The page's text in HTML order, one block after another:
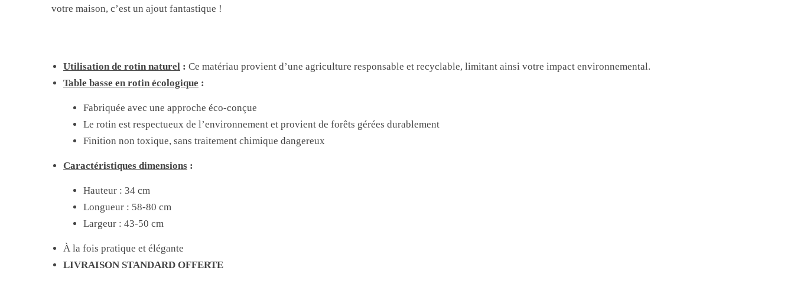
votre maison, c’est un ajout fantastique !
Utilisation de rotin naturel : Ce matériau provient d’une agriculture responsable et recyclable, limitant ainsi votre impact environnemental.
Table basse en rotin écologique :
Fabriquée avec une approche éco-conçue
Le rotin est respectueux de l’environnement et provient de forêts gérées durablement
Finition non toxique, sans traitement chimique dangereux
Caractéristiques dimensions :
Hauteur : 34 cm
Longueur : 58-80 cm
Largeur : 43-50 cm
À la fois pratique et élégante
LIVRAISON STANDARD OFFERTE